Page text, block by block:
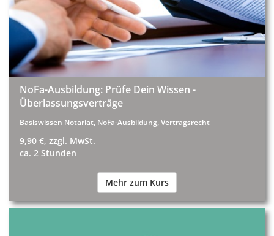
NoFa-Ausbildung: Prüfe Dein Wissen -
Überlassungsverträge
Basiswissen Notariat, NoFa-Ausbildung, Vertragsrecht
9,90 €, zzgl. MwSt.
ca. 2 Stunden
Mehr zum Kurs